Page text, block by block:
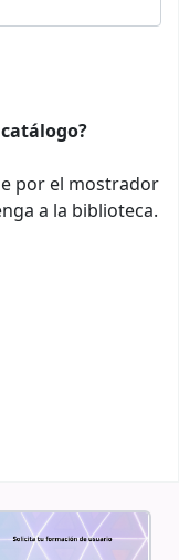
por el mostrador
a la biblioteca.